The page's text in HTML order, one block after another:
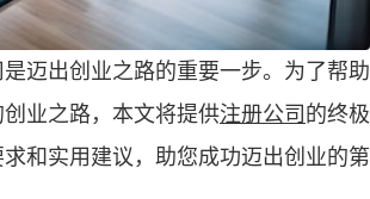
迈出创业之路的重要一步。为了帮助
业之路，本文将提供注册公司的终极
和实用建议，助您成功迈出创业的第